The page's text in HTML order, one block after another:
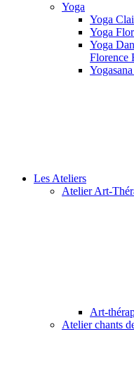
Yoga
Yoga
Yoga
Yoga
Florence
Les Ateliers
Atelier Art-
Art-
Atelier chants